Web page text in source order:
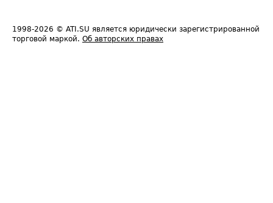
1998-2026 © ATI.SU является юридически зарегистрированной
торговой маркой. Об авторских правах